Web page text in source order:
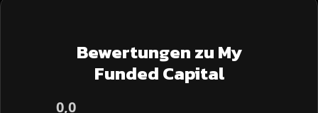
Bewertungen zu My
Funded Capital
0,0